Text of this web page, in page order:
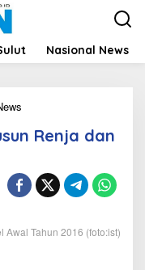
Nasional News
P
i
t
t
Renja dan
Awal Tahun 2016 (foto:ist)